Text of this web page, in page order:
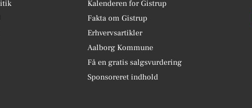
Kalenderen for Gistrup
Fakta om Gistrup
Erhvervsartikler
Aalborg Kommune
Få en gratis salgsvurdering
Sponsoreret indhold